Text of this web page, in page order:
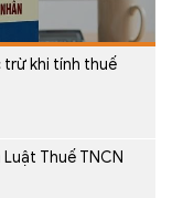
trừ khi tính thuế
Thuế TNCN